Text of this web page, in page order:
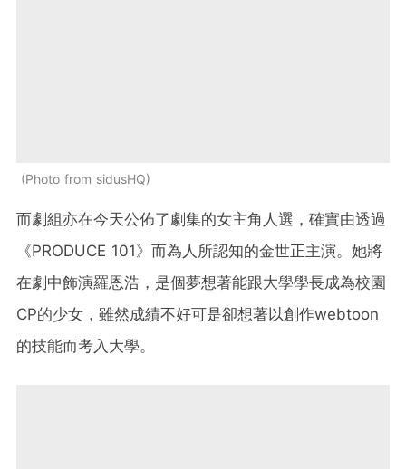
Photo from sidusHQ
而劇組亦在今天公佈了劇集的女主角人選，確實由透過
《PRODUCE 101》而為人所認知的金世正主演。她將
在劇中飾演羅恩浩，是個夢想著能跟大學學長成為校園
CP的少女，雖然成績不好可是卻想著以創作webtoon
的技能而考入大學。